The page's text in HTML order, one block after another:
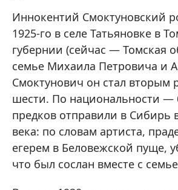
Иннокентий Смоктуновский
1925-го в селе Татьяновке в
губернии (сейчас — Томская
семье Михаила Петровича и
Смоктунович он стал вторым
шести. По национальности —
предков отправили в Сибирь
века: по словам артиста,
егерем в Беловежской пуще,
что был сослан вместе с